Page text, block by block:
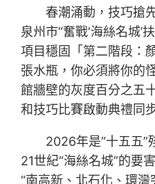
春潮涌動，技巧搶
泉州市“奮戰‘海絲名城’
項目穩固「第二階段：
張水瓶，你必須將你的
館牆壁的灰度百分之五
和技巧比賽啟動典禮同
2026年是“十五五”
21世紀“海絲名城”的要
“南高新、北石化、環